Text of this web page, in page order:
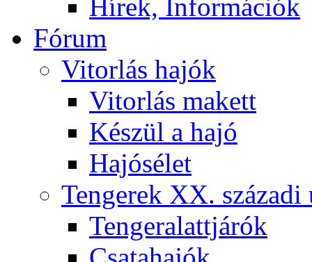
Hírek, Információk
Fórum
Vitorlás hajók
Vitorlás makett
Készül a hajó
Hajósélet
Tengerek XX. századi
Tengeralattjárók